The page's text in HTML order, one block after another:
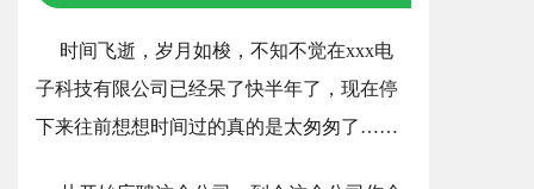
时间飞逝，岁月如梭，不知不觉在xxx电
子科技有限公司已经呆了快半年了，现在停
下来往前想想时间过的真的是太匆匆了……